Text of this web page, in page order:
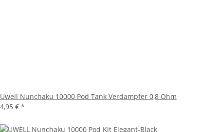
Uwell Nunchaku 10000 Pod Tank Verdampfer 0,8 Ohm
4,95 € *